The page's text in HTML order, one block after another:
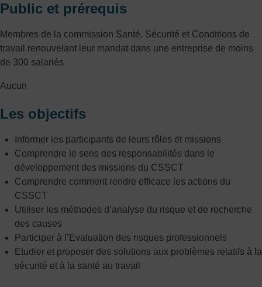
Public et prérequis
Membres de la commission Santé, Sécurité et Conditions de
travail renouvelant leur mandat dans une entreprise de moins
de 300 salariés
Aucun
Les objectifs
Informer les participants de leurs rôles et missions
Comprendre le sens des responsabilités dans le
développement des missions du CSSCT
Comprendre comment rendre efficace les actions du
CSSCT
Utiliser les méthodes d’analyse du risque et de recherche
des causes
Participer à l’Evaluation des risques professionnels
Etudier et proposer des solutions aux problèmes relatifs à la
sécurité et à la santé au travail